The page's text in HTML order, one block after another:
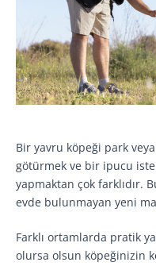
Bir yavru köpeği park
götürmek ve bir ipucu
yapmaktan çok farklıdır.
evde bulunmayan yeni
Farklı ortamlarda pratik
olursa olsun köpeğinizin